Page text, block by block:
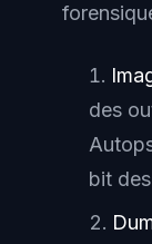
des
bit